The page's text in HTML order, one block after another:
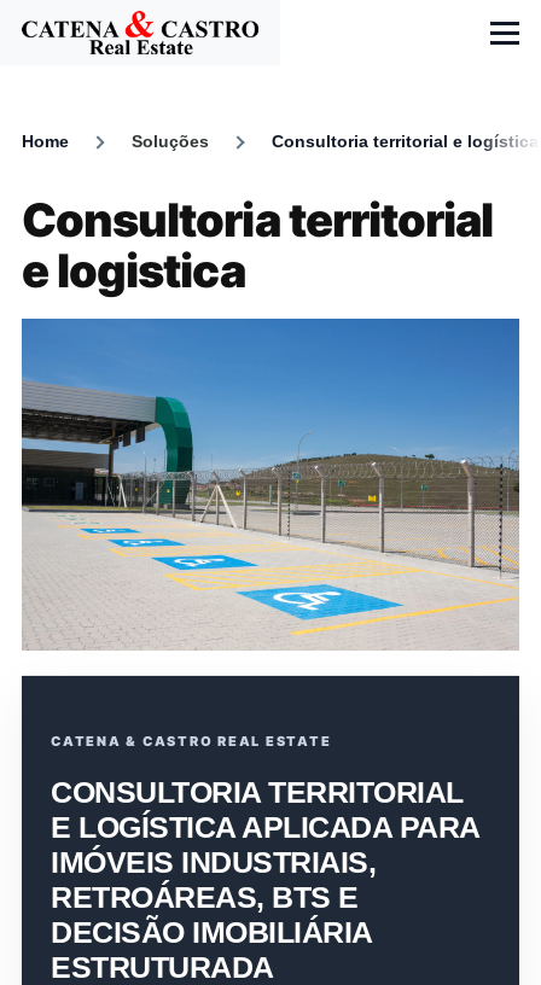
Skip to main content
Menu
Home Soluções Consultoria territorial e logística
Consultoria territorial
e logistica
CATENA & CASTRO REAL ESTATE
CONSULTORIA TERRITORIAL
E LOGÍSTICA APLICADA PARA
IMÓVEIS INDUSTRIAIS,
RETROÁREAS, BTS E
DECISÃO IMOBILIÁRIA
ESTRUTURADA